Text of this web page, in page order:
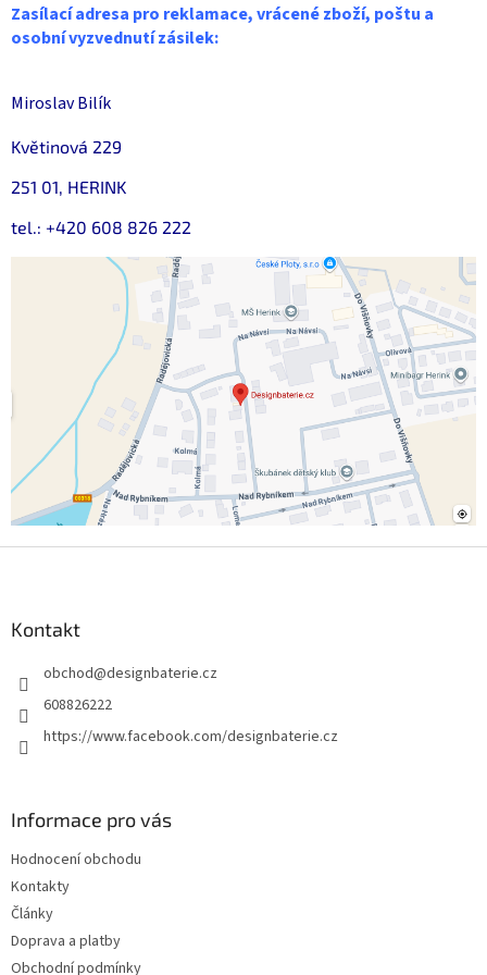
Zasílací adresa pro reklamace, vrácené zboží, poštu a
osobní vyzvednutí zásilek:
Miroslav Bilík
Květinová 229
251 01, HERINK
tel.: +420 608 826 222
Kontakt
obchod@designbaterie.cz
608826222
https://www.facebook.com/designbaterie.cz
Informace pro vás
Hodnocení obchodu
Kontakty
Články
Doprava a platby
Obchodní podmínky